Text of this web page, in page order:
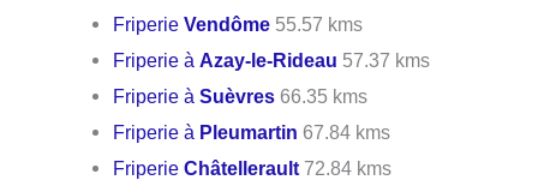
FriperieVendôme 55.57 kms
Friperie àAzay-le-Rideau 57.37 kms
Friperie àSuèvres 66.35 kms
Friperie à Pleumartin 67.84 kms
FriperieChâtellerault 72.84 kms